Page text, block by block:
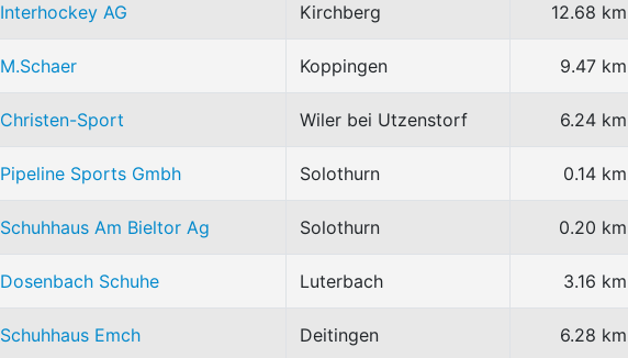
Interhockey AG Kirchberg 12.68 km
M.Schaer Koppingen 9.47 km
Christen-Sport Wiler bei Utzenstorf 6.24 km
Pipeline Sports Gmbh Solothurn 0.14 km
Schuhhaus Am Bieltor Ag Solothurn 0.20 km
Dosenbach Schuhe Luterbach 3.16 km
Schuhhaus Emch Deitingen 6.28 km